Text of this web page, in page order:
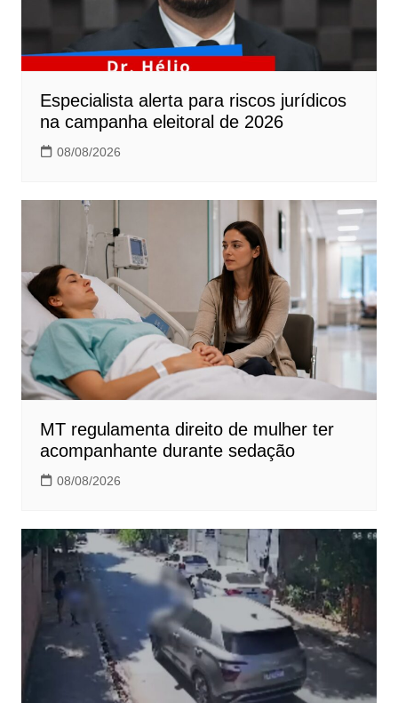
Especialista alerta para riscos jurídicos
na campanha eleitoral de 2026
08/08/2026
MT regulamenta direito de mulher ter
acompanhante durante sedação
08/08/2026